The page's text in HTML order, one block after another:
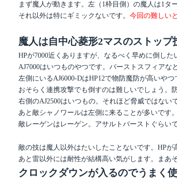
まず魔人が動きます。左（1枠目側）の魔人は1タ
それ以外は特にギミックないです。 今回の難しい
魔人は自中心菱形2マスのストップ
HPが7000近くありますが、なるべく早めに倒した
AJ7000はいつものやつです。バーストスフィア
左側にいるAJ6000-DはHP12で物防魔防が高いや
おそらく連携攻撃でも倒すのは難しいでしょう。
右側のAJ2500はいつもの。それほど脅威ではない
あと敵シャノワールは左側に来ることが多いです
敵レーゲンはレーゲン。アサルトバーストぐらい
敵の技は魔人以外はたいしたことないです。HPが
あと雷以外には耐性が結構高い気がします。まあ
クロックダウンが入るのでうまく使